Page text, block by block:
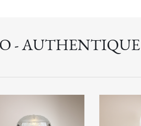
- AUTHENTIQUE